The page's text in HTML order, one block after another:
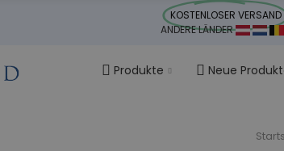
KOSTENLOSER VERSAND
ANDERE LÄNDER
Produkte Neue